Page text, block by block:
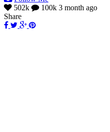
502k
100k 3 month ago
Share